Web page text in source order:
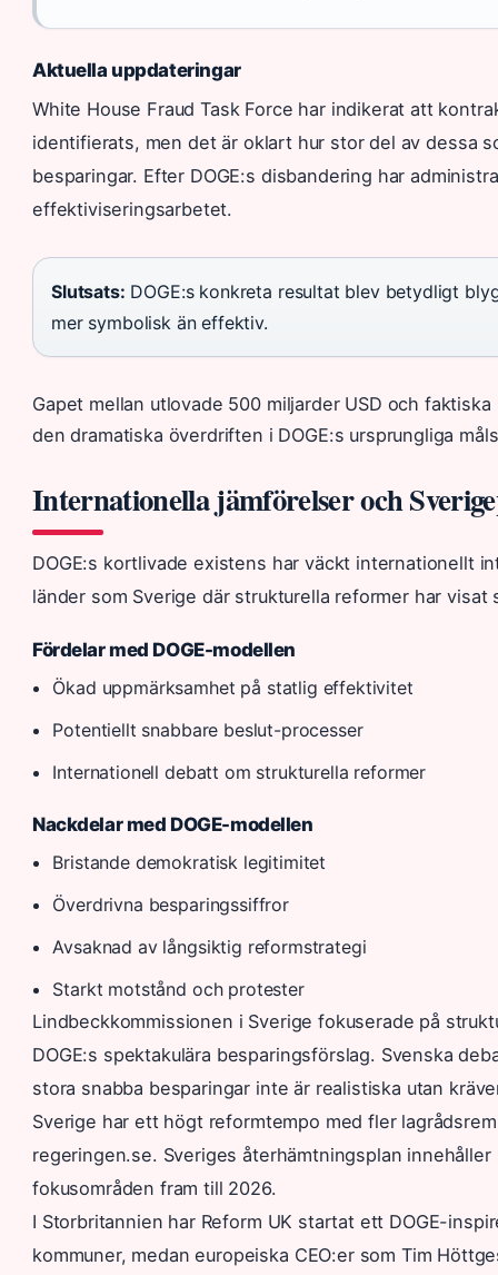
Aktuella uppdateringar
White House Fraud Task Force har indikerat att
identifierats, men det är oklart hur stor del av dessa
besparingar. Efter DOGE:s disbandering har
effektiviseringsarbetet.
Slutsats: DOGE:s konkreta resultat blev betydligt
mer symbolisk än effektiv.
Gapet mellan utlovade 500 miljarder USD och
den dramatiska överdriften i DOGE:s ursprungliga
Internationella jämförelser och
DOGE:s kortlivade existens har väckt internationellt
länder som Sverige där strukturella reformer har
Fördelar med DOGE-modellen
Ökad uppmärksamhet på statlig effektivitet
Potentiellt snabbare beslut-processer
Internationell debatt om strukturella reformer
Nackdelar med DOGE-modellen
Bristande demokratisk legitimitet
Överdrivna besparingssiffror
Avsaknad av långsiktig reformstrategi
Starkt motstånd och protester
Lindbeckkommissionen i Sverige fokuserade på
DOGE:s spektakulära besparingsförslag. Svenska
stora snabba besparingar inte är realistiska utan
Sverige har ett högt reformtempo med fler
regeringen.se. Sveriges återhämtningsplan
fokusområden fram till 2026.
I Storbritannien har Reform UK startat ett DOGE-
kommuner, medan europeiska CEO:er som Tim